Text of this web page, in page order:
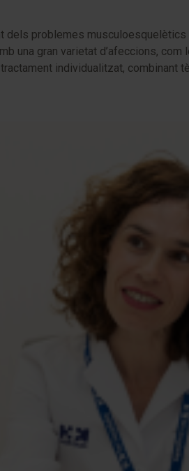
problemes musculoesquelètics
gran varietat d’afeccions,
individualitzat, combinant